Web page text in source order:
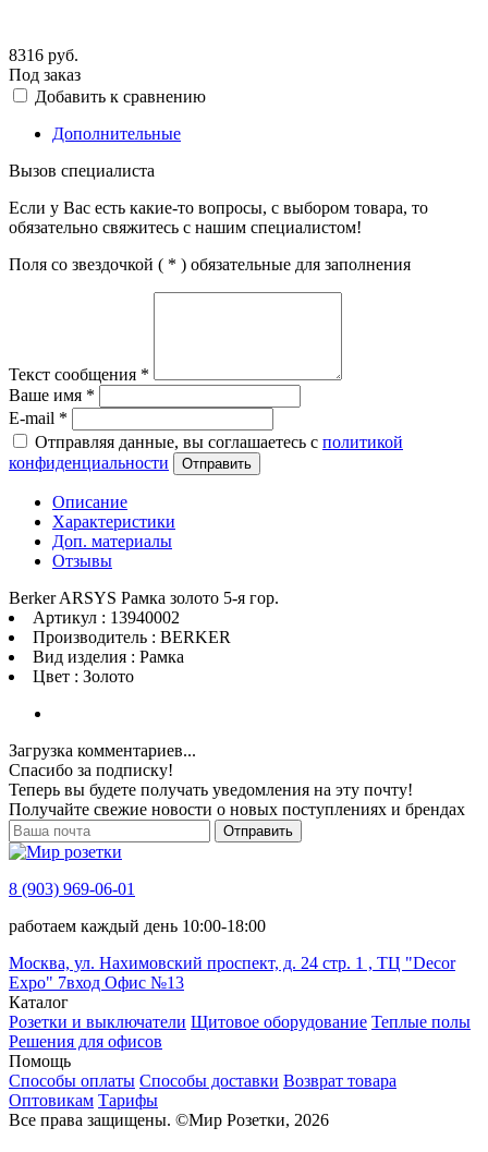
8316 руб.
Под заказ
Добавить к сравнению
Дополнительные
Вызов специалиста
Если у Вас есть какие-то вопросы, с выбором товара, то
обязательно свяжитесь с нашим специалистом!
Поля со звездочкой ( * ) обязательные для заполнения
Текст сообщения *
Ваше имя *
E-mail *
Отправляя данные, вы соглашаетесь с политикой
конфиденциальности
Отправить
Описание
Характеристики
Доп. материалы
Отзывы
Berker ARSYS Рамка золото 5-я гор.
Артикул : 13940002
Производитель : BERKER
Вид изделия : Рамка
Цвет : Золото
Загрузка комментариев...
Спасибо за подписку!
Теперь вы будете получать уведомления на эту почту!
Получайте свежие новости о новых поступлениях и брендах
Отправить
8 (903) 969-06-01
работаем каждый день 10:00-18:00
Москва, ул. Нахимовский проспект, д. 24 стр. 1 , ТЦ "Decor
Expo" 7вход Офис №13
Каталог
Розетки и выключатели Щитовое оборудование Теплые полы
Решения для офисов
Помощь
Способы оплаты Способы доставки Возврат товара
Оптовикам Тарифы
Все права защищены. ©Мир Розетки, 2026